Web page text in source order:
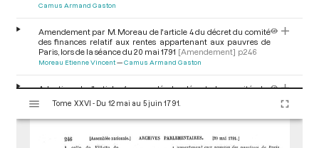
Camus Armand Gaston
Amendement par M. Moreau de l'article 4 du décret du comité
des finances relatif aux rentes appartenant aux pauvres de
Paris, lors de la séance du 20 mai 1791 [Amendement] p.246
Moreau Etienne Vincent Camus Armand Gaston
Adoption de l'article 4 amendé du décret du comité des
lors de la séance du 20 mai 1791 [Décret]
Motions demandant un rapport des comités de finances et de
mendicité sur la fermeture des ateliers de Paris, lors de la
s
Tome XXVI - Du 12 mai au 5 juin 1791.